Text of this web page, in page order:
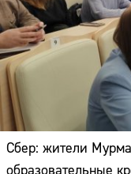
Сбер: жители